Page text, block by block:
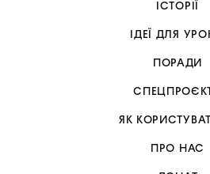
ІСТОРІЇ
ІДЕЇ ДЛЯ
ПОРАДИ
ЯК
ПРО НАС